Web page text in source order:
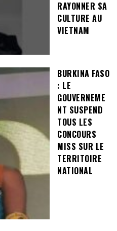
RAYONNER SA
CULTURE AU
VIETNAM
BURKINA FASO
: LE
GOUVERNEME
NT SUSPEND
TOUS LES
CONCOURS
MISS SUR LE
TERRITOIRE
NATIONAL